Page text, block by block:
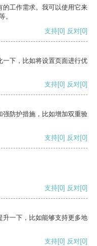
的工作需求。我可以使用它来
。
支持[0] 反对[0]
一下，比如将设置页面进行优
支持[0] 反对[0]
强防护措施，比如增加双重验
支持[0] 反对[0]
支持[0] 反对[0]
升一下，比如能够支持更多地
支持[0] 反对[0]